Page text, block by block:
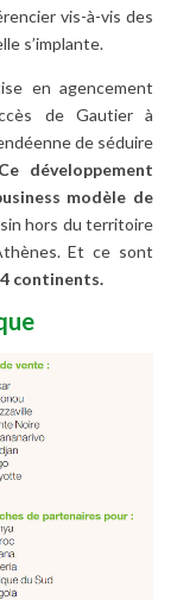
vis-à-vis des
s’implante.
en agencement
de Gautier à
de séduire
Ce développement
modèle de
hors du territoire
Et ce sont
continents.